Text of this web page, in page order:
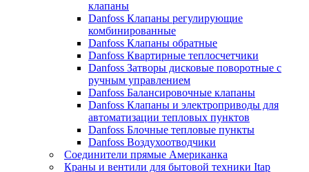
клапаны
Danfoss Клапаны регулирующие
комбинированные
Danfoss Клапаны обратные
Danfoss Квартирные теплосчетчики
Danfoss Затворы дисковые поворотные с
ручным управлением
Danfoss Балансировочные клапаны
Danfoss Клапаны и электроприводы для
автоматизации тепловых пунктов
Danfoss Блочные тепловые пункты
Danfoss Воздухоотводчики
Соединители прямые Американка
Краны и вентили для бытовой техники Itap